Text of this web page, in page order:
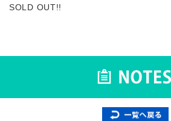
SOLD OUT!!